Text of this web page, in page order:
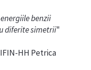
benzii
diferite simetrii"
HH Petrica